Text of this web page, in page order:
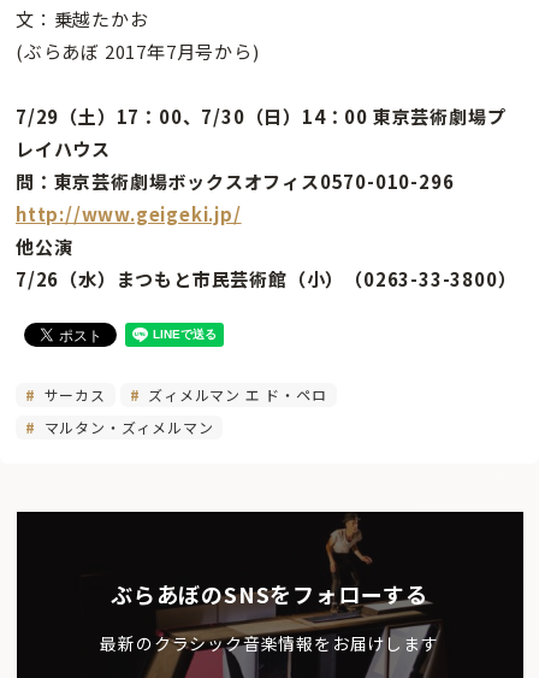
文：乗越たかお
(ぶらあぼ 2017年7月号から)
7/29（土）17：00、7/30（日）14：00 東京芸術劇場プ
レイハウス
問：東京芸術劇場ボックスオフィス0570-010-296
http://www.geigeki.jp/
他公演
7/26（水）まつもと市民芸術館（小）（0263-33-3800）
サーカス
ズィメルマン エ ド・ペロ
マルタン・ズィメルマン
ぶらあぼのSNSをフォローする
最新のクラシック音楽情報をお届けします